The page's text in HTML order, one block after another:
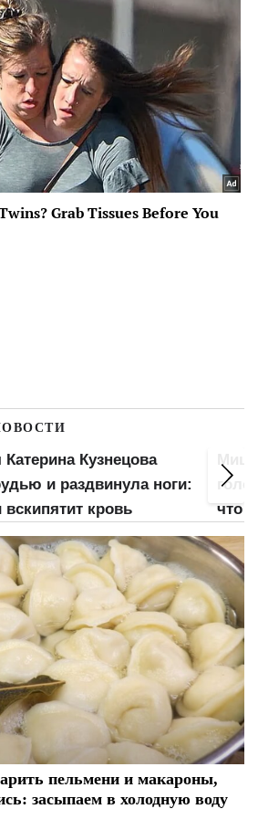
Катерина Кузнецова
и раздвинула ноги:
вскипятит кровь
что
пельмени и макароны,
засыпаем в холодную воду